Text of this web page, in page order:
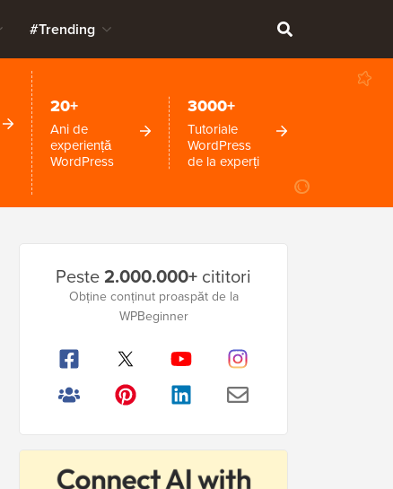
#Trending
20+
Ani de
experiență
WordPress
3000+
Tutoriale
WordPress
de la experți
laterală
Peste2.000.000+ cititori
Obține conținut proaspăt de la
WPBeginner